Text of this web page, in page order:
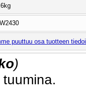
puuttuu osa tuotteen
)